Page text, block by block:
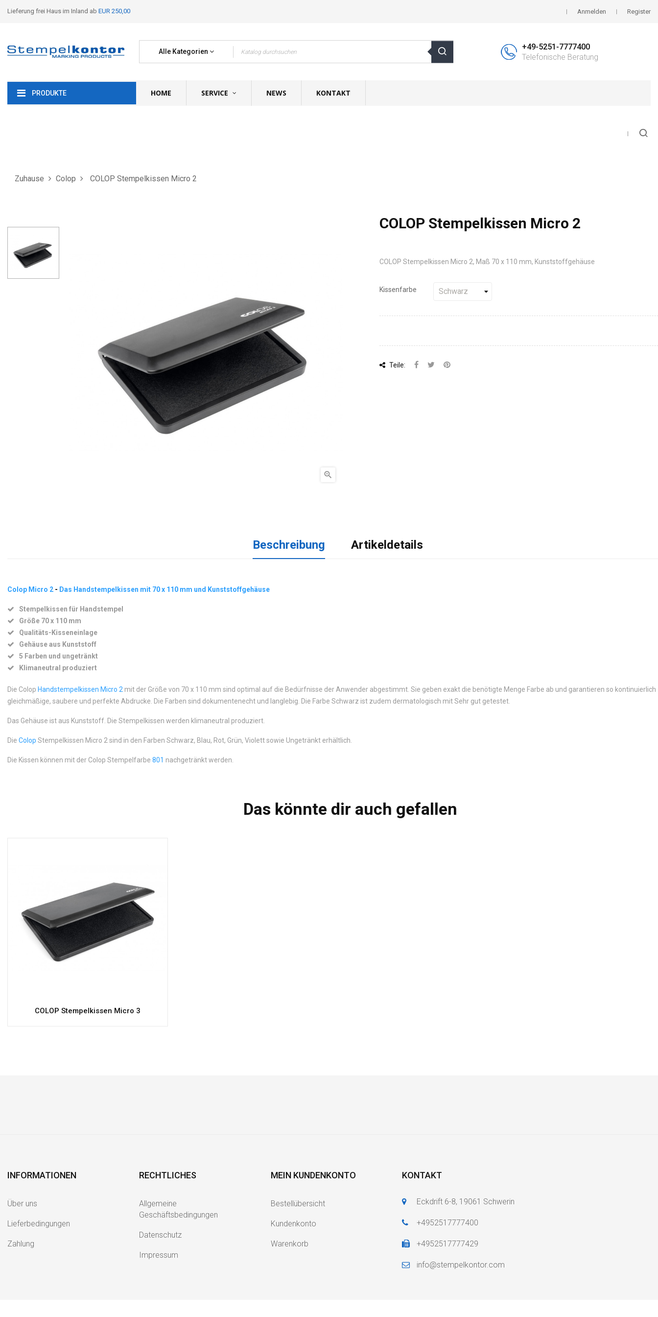
Lieferung frei Haus im Inland ab EUR 250,00 Anmelden Register
Alle Kategorien
+49-5251-7777400
Telefonische Beratung
PRODUKTE HOME SERVICE NEWS KONTAKT
Zuhause Colop COLOP Stempelkissen Micro 2

COLOP Stempelkissen Micro 2
COLOP Stempelkissen Micro 2, Maß 70 x 110 mm, Kunststoffgehäuse
Kissenfarbe
Teile:
Beschreibung Artikeldetails
Colop Micro 2 - Das Handstempelkissen mit 70 x 110 mm und Kunststoffgehäuse
Stempelkissen für Handstempel
Größe 70 x 110 mm
Qualitäts-Kisseneinlage
Gehäuse aus Kunststoff
5 Farben und ungetränkt
Klimaneutral produziert
Die Colop Handstempelkissen Micro 2 mit der Größe von 70 x 110 mm sind optimal auf die Bedürfnisse der Anwender abgestimmt. Sie geben exakt die benötigte Menge Farbe ab und garantieren so kontinuierlich
gleichmäßige, saubere und perfekte Abdrucke. Die Farben sind dokumentenecht und langlebig. Die Farbe Schwarz ist zudem dermatologisch mit Sehr gut getestet.
Das Gehäuse ist aus Kunststoff. Die Stempelkissen werden klimaneutral produziert.
Die Colop Stempelkissen Micro 2 sind in den Farben Schwarz, Blau, Rot, Grün, Violett sowie Ungetränkt erhältlich.
Die Kissen können mit der Colop Stempelfarbe 801 nachgetränkt werden.
Das könnte dir auch gefallen
COLOP Stempelkissen Micro 3
INFORMATIONEN
Über uns
Lieferbedingungen
Zahlung
RECHTLICHES
Allgemeine
Geschäftsbedingungen
Datenschutz
Impressum
MEIN KUNDENKONTO
Bestellübersicht
Kundenkonto
Warenkorb
KONTAKT
Eckdrift 6-8, 19061 Schwerin
+4952517777400
+4952517777429
info@stempelkontor.com